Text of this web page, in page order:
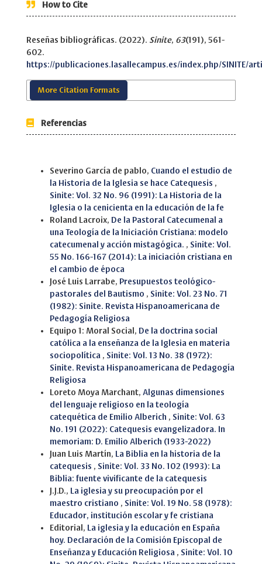
How to Cite
Reseñas bibliográficas. (2022). Sinite, 63(191), 561-
602.
https://publicaciones.lasallecampus.es/index.php/SINITE/
More Citation Formats
Referencias
Severino García de pablo, Cuando el estudio de
la Historia de la Iglesia se hace Catequesis ,
Sinite: Vol. 32 No. 96 (1991): La Historia de la
Iglesia o la cenicienta en la educación de la fe
Roland Lacroix, De la Pastoral Catecumenal a
una Teología de la Iniciación Cristiana: modelo
catecumenal y acción mistagógica. , Sinite: Vol.
55 No. 166-167 (2014): La iniciación cristiana en
el cambio de época
José Luis Larrabe, Presupuestos teológico-
pastorales del Bautismo , Sinite: Vol. 23 No. 71
(1982): Sinite. Revista Hispanoamericana de
Pedagogía Religiosa
Equipo 1: Moral Social, De la doctrina social
católica a la enseñanza de la Iglesia en materia
sociopolítica , Sinite: Vol. 13 No. 38 (1972):
Sinite. Revista Hispanoamericana de Pedagogía
Religiosa
Loreto Moya Marchant, Algunas dimensiones
del lenguaje religioso en la teología
catequética de Emilio Alberich , Sinite: Vol. 63
No. 191 (2022): Catequesis evangelizadora. In
memoriam: D. Emilio Alberich (1933-2022)
Juan Luis Martín, La Biblia en la historia de la
catequesis , Sinite: Vol. 33 No. 102 (1993): La
Biblia: fuente vivificante de la catequesis
J.J.D., La iglesia y su preocupación por el
maestro cristiano , Sinite: Vol. 19 No. 58 (1978):
Educador, institución escolar y fe cristiana
Editorial, La iglesia y la educación en España
hoy. Declaración de la Comisión Episcopal de
Enseñanza y Educación Religiosa , Sinite: Vol. 10